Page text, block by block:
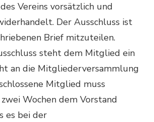
Vereins vorsätzlich und
Der Ausschluss ist
Brief mitzuteilen.
steht dem Mitglied ein
an die Mitgliederversammlung
Mitglied muss
Wochen dem Vorstand
es bei der